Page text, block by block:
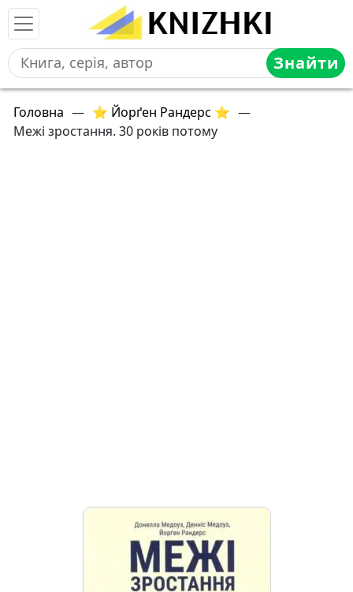
Знайти
Головна — ⭐ Йорґен Рандерс ⭐ —
Межі зростання. 30 років потому